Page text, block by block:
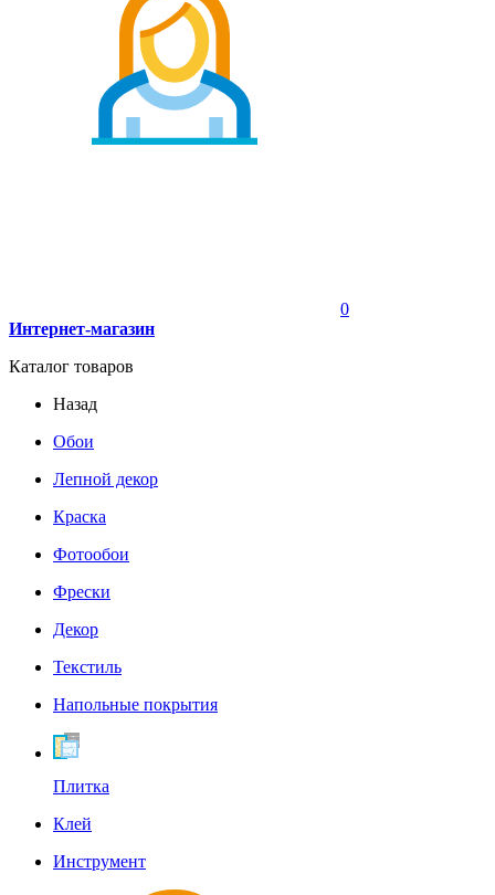
0
Интернет-магазин
Каталог товаров
Назад
Обои
Лепной декор
Краска
Фотообои
Фрески
Декор
Текстиль
Напольные покрытия
Плитка
Клей
Инструмент